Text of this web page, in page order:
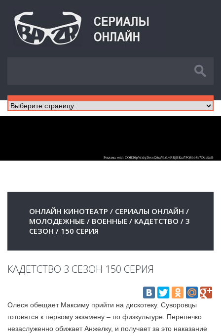
ОНЛАЙН КИНОТЕАТР / СЕРИАЛЫ ОНЛАЙН /
МОЛОДЕЖНЫЕ / ВОЕННЫЕ / КАДЕТСТВО / 3
СЕЗОН / 150 СЕРИЯ
КАДЕТСТВО 3 СЕЗОН 150 СЕРИЯ
Олеся обещает Максиму прийти на дискотеку. Суворовцы
готовятся к первому экзамену – по физкультуре. Перепечко
незаслуженно обижает Анжелку, и получает за это наказание